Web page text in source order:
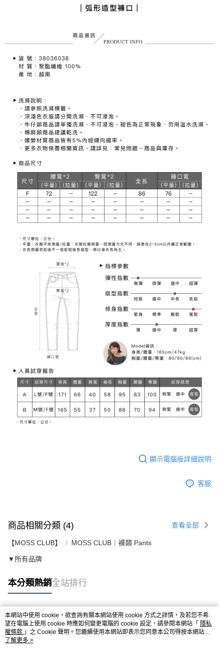
顯示電腦版詳細說明
客服
商品相關分類 (4) 查看全部
【MOSS CLUB】 MOSS CLUB｜褲類 Pants
▼所有品牌
本分類熱銷全站排行
熱門標籤
本網站中使用 cookie，欲查詢有關本網站使用 cookie 方式之詳情，及若您不希
望在電腦上使用 cookie 時應如何變更電腦的 cookie 設定，請參閱本網站「 隱私
權條款 」之 Cookie 聲明。您繼續使用本網站即表示您同意本公司得按本網站使
用條款之 Cookie 聲明使用 cookie。
了解更多 >